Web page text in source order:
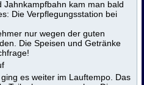
Jahnkampfbahn kam man bald
Die Verpflegungsstation bei
nur wegen der guten
Die Speisen und Getränke
es weiter im Lauftempo. Das